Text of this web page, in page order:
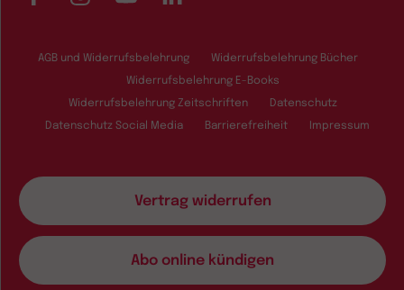
AGB und Widerrufsbelehrung Widerrufsbelehrung Bücher
Widerrufsbelehrung E-Books
Widerrufsbelehrung Zeitschriften Datenschutz
Datenschutz Social Media Barrierefreiheit Impressum
Vertrag widerrufen
Abo online kündigen